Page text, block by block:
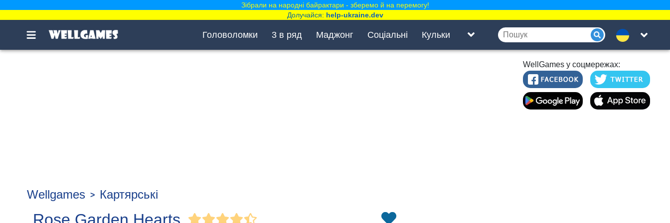
Головоломки 3 в ряд Маджонг Соціальні Кульки
WellGames у соцмережах:
Wellgames Картярські
Зібрали на народні байрактари - зберемо й на перемогу!
Долучайся: help-ukraine.dev